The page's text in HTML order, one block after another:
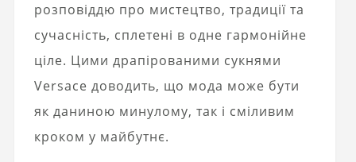
розповіддю про мистецтво, традиції та
сучасність, сплетені в одне гармонійне
ціле. Цими драпірованими сукнями
Versace доводить, що мода може бути
як даниною минулому, так і сміливим
кроком у майбутнє.